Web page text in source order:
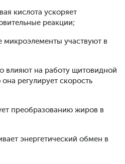
кислота ускоряет
реакции;
микроэлементы участвуют в
влияют на работу щитовидной
регулирует скорость
преобразованию жиров в
энергетический обмен в